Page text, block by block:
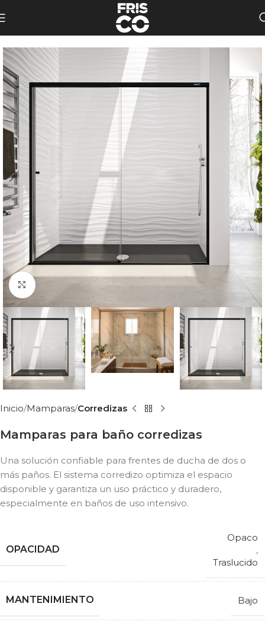
Click to enlarge
Inicio Mamparas Corredizas
Mamparas para baño corredizas
Una solución confiable para frentes de ducha de dos o
más paños. El sistema corredizo optimiza el espacio
disponible y garantiza un uso práctico y duradero,
especialmente en baños de uso intensivo.
OPACIDAD
Opaco
,
Traslucido
MANTENIMIENTO Bajo